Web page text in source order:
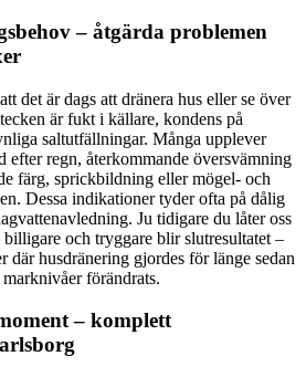
– åtgärda problemen
det är dags att dränera hus eller se över
är fukt i källare, kondens på
saltutfällningar. Många upplever
efter regn, återkommande översvämning
färg, sprickbildning eller mögel- och
Dessa indikationer tyder ofta på dålig
Ju tidigare du låter oss
billigare och tryggare blir slutresultatet –
där husdränering gjordes för länge sedan
förändrats.
– komplett